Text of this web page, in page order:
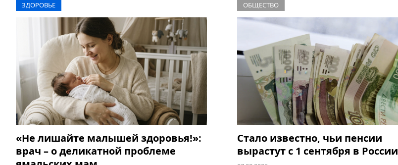
ЗДОРОВЬЕ
«Не лишайте малышей здоровья!»:
врач – о деликатной проблеме
ОБЩЕСТВО
Стало известно, чьи пенсии
вырастут с 1 сентября в России